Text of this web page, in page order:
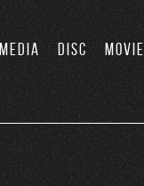
MEDIA DISC MOVIE